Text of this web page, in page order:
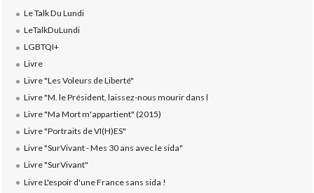
Le Talk Du Lundi
LeTalkDuLundi
LGBTQI+
Livre
Livre "Les Voleurs de Liberté"
Livre "M. le Président, laissez-nous mourir dans l
Livre "Ma Mort m'appartient" (2015)
Livre "Portraits de VI(H)ES"
Livre "SurVivant - Mes 30 ans avec le sida"
Livre "SurVivant"
Livre L'espoir d'une France sans sida !